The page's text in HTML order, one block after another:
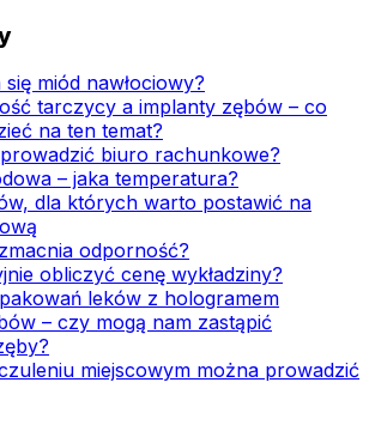
miód nawłociowy?
tarczycy a implanty zębów – co
na ten temat?
biuro rachunkowe?
– jaka temperatura?
dla których warto postawić na
odporność?
obliczyć cenę wykładziny?
leków z hologramem
– czy mogą nam zastąpić
miejscowym można prowadzić